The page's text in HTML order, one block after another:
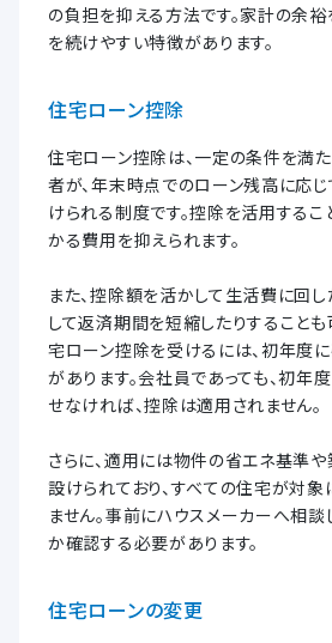
の負担を抑える方法です。家計の余
を続けやすい特徴があります。
住宅ローン控除
住宅ローン控除は、一定の条件を満
者が、年末時点でのローン残高に応
けられる制度です。控除を活用するこ
かる費用を抑えられます。
また、控除額を活かして生活費に回し
して返済期間を短縮したりすることも
宅ローン控除を受けるには、初年度
があります。会社員であっても、初年
せなければ、控除は適用されません。
さらに、適用には物件の省エネ基準
設けられており、すべての住宅が対
ません。事前にハウスメーカーへ相談
か確認する必要があります。
住宅ローンの変更